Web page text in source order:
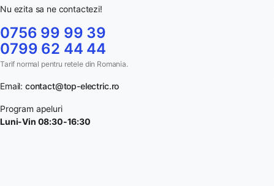
Nu ezita sa ne contactezi!
0756 99 99 39
0799 62 44 44
Tarif normal pentru retele din Romania.
Email: contact@top-electric.ro
Program apeluri
Luni-Vin 08:30-16:30